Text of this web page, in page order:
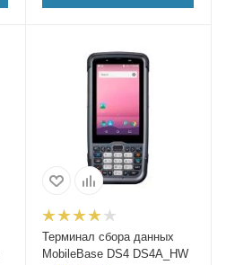
Терминал сбора данных
MobileBase DS4 DS4A_HW